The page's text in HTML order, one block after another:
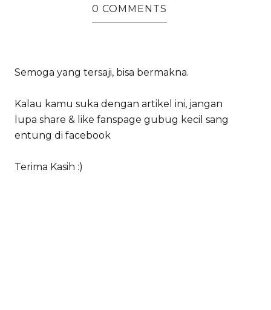
0 COMMENTS
Semoga yang tersaji, bisa bermakna.
Kalau kamu suka dengan artikel ini, jangan
lupa share & like fanspage gubug kecil sang
entung di facebook
Terima Kasih :)